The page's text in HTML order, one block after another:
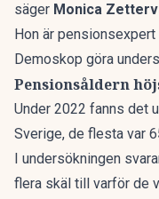
säger Monica
Hon är
Demoskop göra
Pensionsåldern
Under 2022 fanns det
Sverige, de flesta var
I undersökningen
flera skäl till varför de